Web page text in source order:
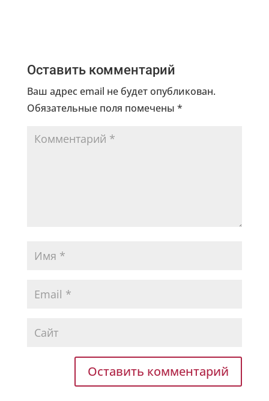
Оставить комментарий
Ваш адрес email не будет опубликован.
Обязательные поля помечены *